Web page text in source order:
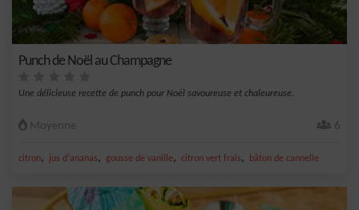
Punch de Noël au Champagne
Une délicieuse recette de punch pour Noël savoureuse et chaleureuse.
Moyenne 6
citron, jus d'ananas, gousse de vanille, citron vert frais, bâton de cannelle